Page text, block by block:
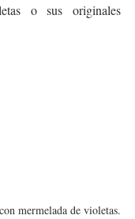
o sus originales
mermelada de violetas.